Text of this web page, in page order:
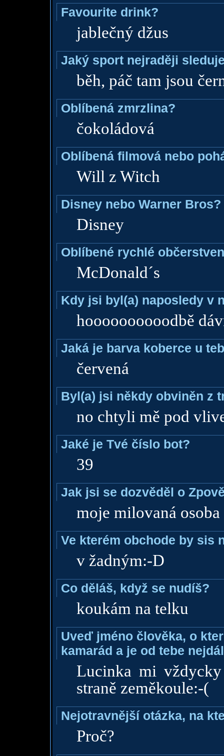
Favourite drink?
jablečný džus
Jaký sport nejraději
běh, páč tam jsou
Oblíbená zmrzlina?
čokoládová
Oblíbená filmová nebo
Will z Witch
Disney nebo Warner Bros?
Disney
Oblíbené rychlé
McDonald´s
Kdy jsi byl(a) naposledy v
hoooooooooodbě
Jaká je barva koberce u
červená
Byl(a) jsi někdy obviněn z
no chtyli mě pod
Jaké je Tvé číslo bot?
39
Jak jsi se dozvěděl o
moje milovaná osoba
Ve kterém obchode by sis
v žadným:-D
Co děláš, když se nudíš?
koukám na telku
Uveď jméno člověka, o
kamarád a je od tebe
Lucinka mi
straně zeměkoule:-(
Nejotravnější otázka, na
Proč?